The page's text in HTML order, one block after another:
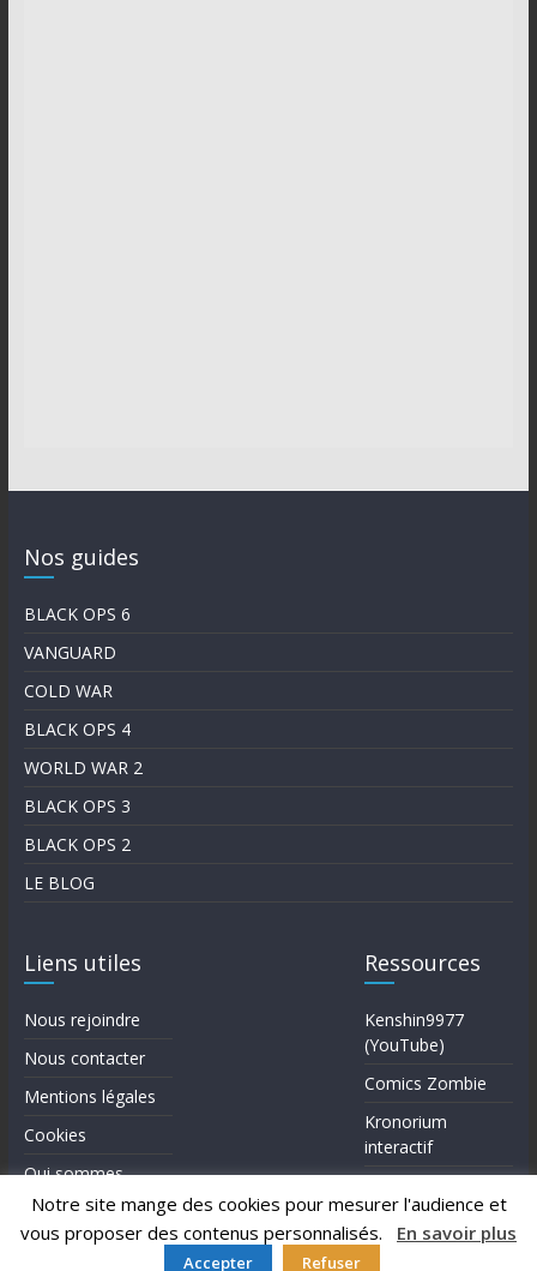
Notre site mange des cookies pour mesurer l'audience et
vous proposer des contenus personnalisés. En savoir plus
Accepter Refuser
Nos guides
BLACK OPS 6
VANGUARD
COLD WAR
BLACK OPS 4
WORLD WAR 2
BLACK OPS 3
BLACK OPS 2
LE BLOG
Liens utiles
Nous rejoindre
Nous contacter
Mentions légales
Cookies
Qui sommes-
nous?
Ressources
Kenshin9977
(YouTube)
Comics Zombie
Kronorium
interactif